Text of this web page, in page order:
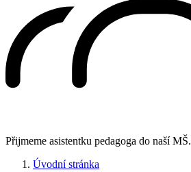
Přijmeme asistentku pedagoga do naší MŠ.
Úvodní stránka